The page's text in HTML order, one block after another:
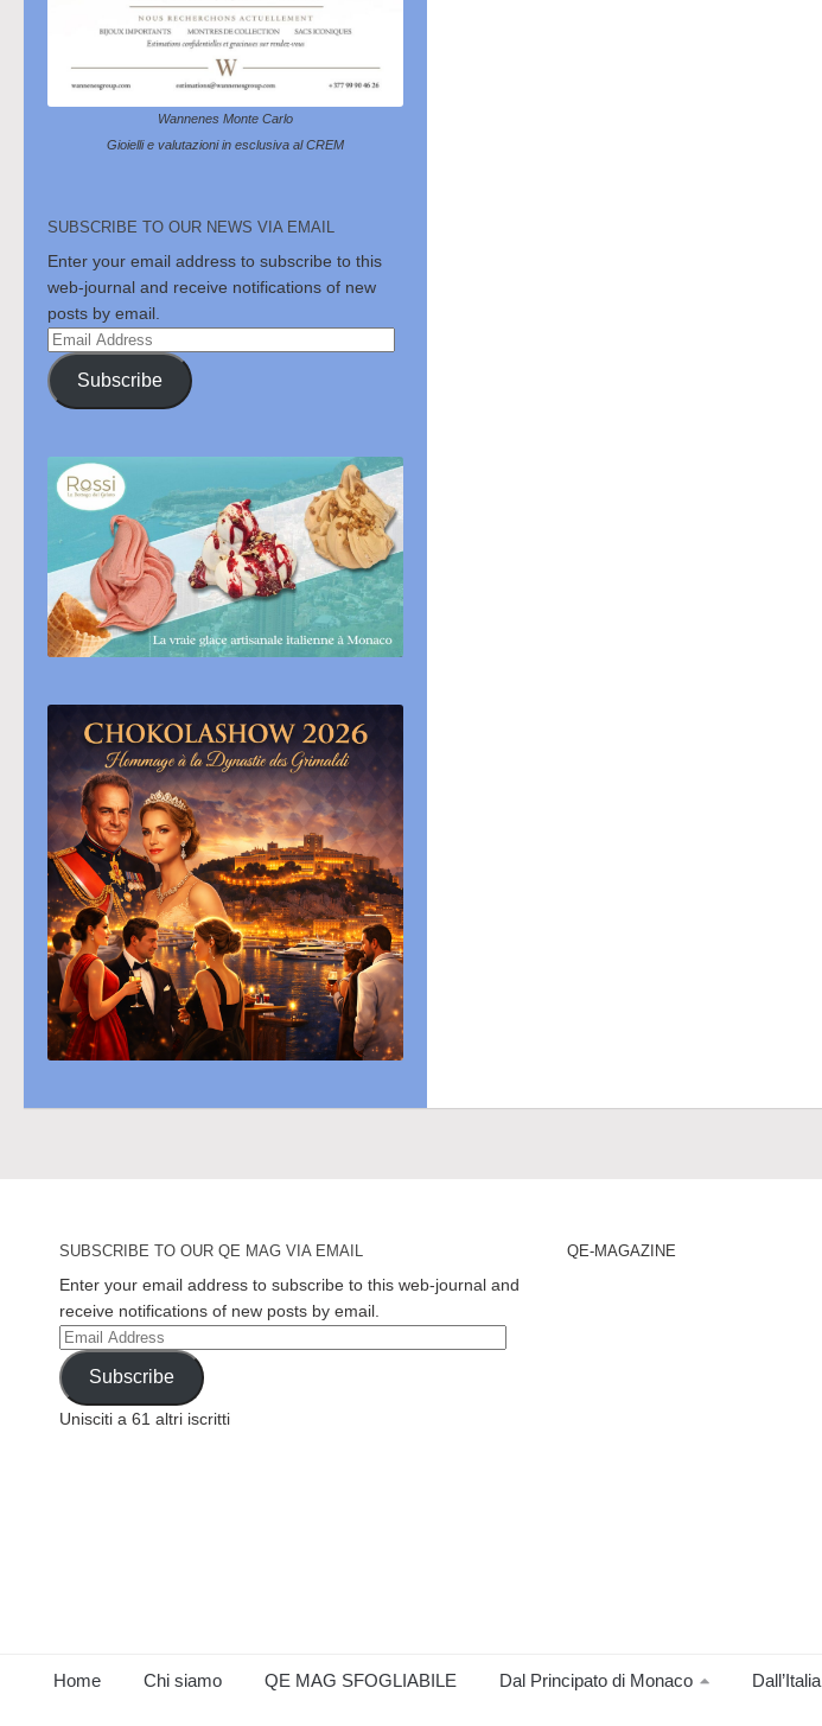
Wannenes Monte Carlo
Gioielli e valutazioni in esclusiva al CREM
SUBSCRIBE TO OUR NEWS VIA EMAIL
Enter your email address to subscribe to this
web-journal and receive notifications of new
posts by email.
Email
Address
Subscribe
SUBSCRIBE TO OUR QE MAG VIA EMAIL
Enter your email address to subscribe to this web-journal and
receive notifications of new posts by email.
Email
Address
Subscribe
Unisciti a 61 altri iscritti
QE-MAGAZINE
Home Chi siamo QE MAG SFOGLIABILE Dal Principato di Monaco Dall’Italia